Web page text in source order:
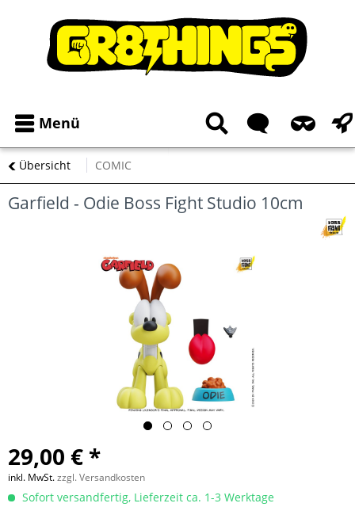
Menü
Übersicht COMIC
Garfield - Odie Boss Fight Studio 10cm
29,00 € *
inkl. MwSt.zzgl. Versandkosten
Sofort versandfertig, Lieferzeit ca. 1-3 Werktage